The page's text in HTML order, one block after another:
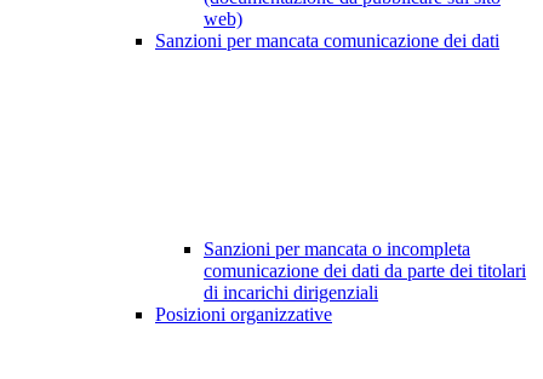
web)
Sanzioni per mancata comunicazione dei dati
Sanzioni per mancata o incompleta
comunicazione dei dati da parte dei titolari
di incarichi dirigenziali
Posizioni organizzative